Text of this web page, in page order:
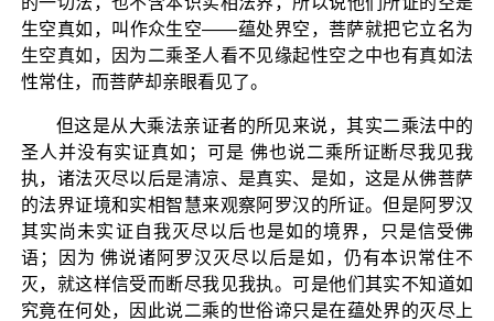
生空真如，叫作众生空——蕴处界空，菩萨就把它立名为
生空真如，因为二乘圣人看不见缘起性空之中也有真如法
性常住，而菩萨却亲眼看见了。
但这是从大乘法亲证者的所见来说，其实二乘法中的
圣人并没有实证真如；可是 佛也说二乘所证断尽我见我
执，诸法灭尽以后是清凉、是真实、是如，这是从佛菩萨
的法界证境和实相智慧来观察阿罗汉的所证。但是阿罗汉
其实尚未实证自我灭尽以后也是如的境界，只是信受佛
语；因为 佛说诸阿罗汉灭尽以后是如，仍有本识常住不
灭，就这样信受而断尽我见我执。可是他们其实不知道如
究竟在何处，因此说二乘的世俗谛只是在蕴处界的灭尽上